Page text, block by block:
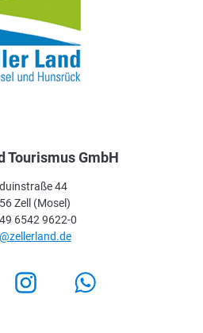
Tourismus GmbH
44
Zell (Mosel)
6542 9622-0
Instagram